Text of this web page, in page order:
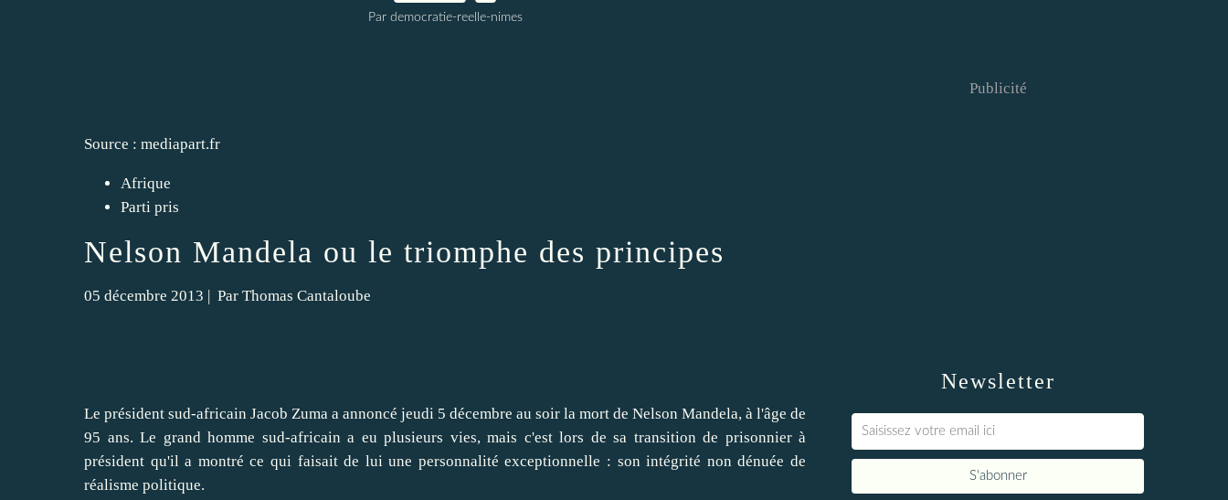
Par democratie-reelle-nimes
Source : mediapart.fr
Afrique
Parti pris
Nelson Mandela ou le triomphe des principes
05 décembre 2013 | Par Thomas Cantaloube
Le président sud-africain Jacob Zuma a annoncé jeudi 5 décembre au soir la mort de Nelson Mandela, à l'âge de
95 ans. Le grand homme sud-africain a eu plusieurs vies, mais c'est lors de sa transition de prisonnier à
président qu'il a montré ce qui faisait de lui une personnalité exceptionnelle : son intégrité non dénuée de
réalisme politique.
Newsletter
Publicité